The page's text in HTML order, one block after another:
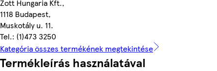
Zott Hungaria Kft.,
1118 Budapest,
Muskotály u. 11.
Tel.: (1)473 3250
Kategória összes termékének megtekintése
Termékleírás használatával